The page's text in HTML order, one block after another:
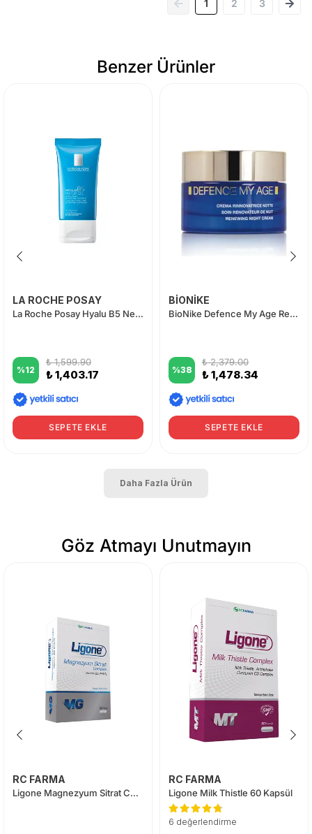
1 2 3
Benzer Ürünler
LA ROCHE POSAY
La Roche Posay Hyalu B5 Nemlendiren ve Matlaştıran Jel Krem 40 ml
%12
₺ 1,599.90
₺ 1,403.17
SEPETE EKLE
BİONİKE
BioNike Defence My Age Renewing Night Cream 50 ml
%38
₺ 2,379.00
₺ 1,478.34
SEPETE EKLE
Daha Fazla Ürün
Göz Atmayı Unutmayın
RC FARMA
Ligone Magnezyum Sitrat Complex 60 Tablet
RC FARMA
Ligone Milk Thistle 60 Kapsül
6 değerlendirme